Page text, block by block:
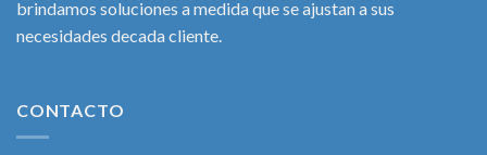
brindamos soluciones a medida que se ajustan a sus
necesidades decada cliente.
CONTACTO